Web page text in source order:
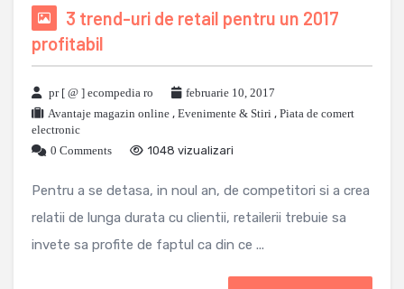
3 trend-uri de retail pentru un 2017
profitabil
pr [ @ ] ecompedia ro
februarie 10, 2017
Avantaje magazin online , Evenimente & Stiri , Piata de comert
electronic
0 Comments
1048 vizualizari
Pentru a se detasa, in noul an, de competitori si a crea
relatii de lunga durata cu clientii, retailerii trebuie sa
invete sa profite de faptul ca din ce ...